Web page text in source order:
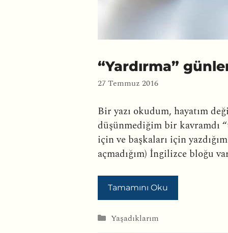
“Yardırma”
27 Temmuz 2016
Bir yazı okudum, hayatım
düşünmediğim bir kavramdı
için ve başkaları için
açmadığım) İngilizce bloğu
Tamamını Oku
Kategoriler
Yaşadıklarım